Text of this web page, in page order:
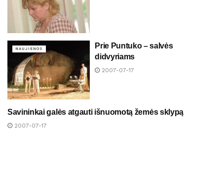
NAUJIENOS
Prie Puntuko – salvės
didvyriams
2007-07-17
NAUJIENOS
Savininkai galės atgauti išnuomotą žemės sklypą
2007-07-17